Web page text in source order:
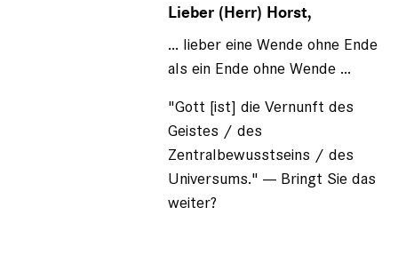
auf
Horst
(nicht
Lieber (Herr) Horst,
... lieber eine Wende ohne Ende
als ein Ende ohne Wende ...
"Gott [ist] die Vernunft des
Geistes / des
Zentralbewusstseins / des
Universums." --- Bringt Sie das
weiter?